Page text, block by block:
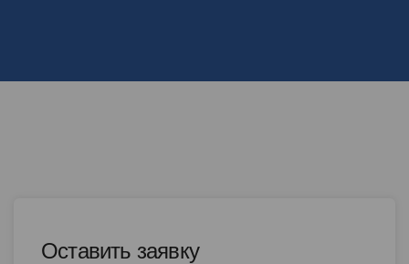
Оставить заявку